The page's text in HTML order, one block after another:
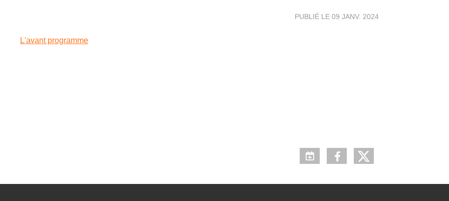
PUBLIÉ LE 09 JANV. 2024
L'avant programme